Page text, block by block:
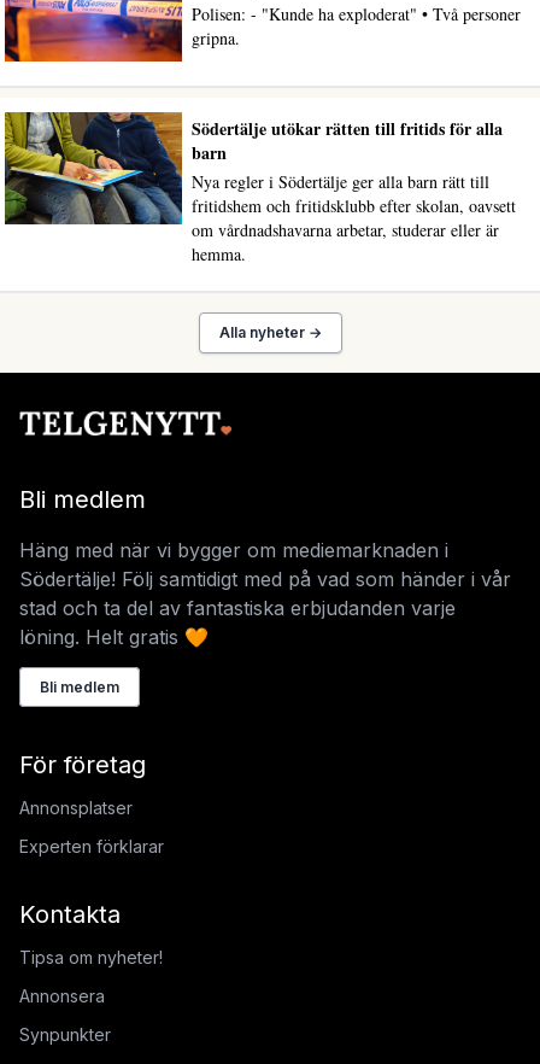
Polisen: - "Kunde ha exploderat" • Två personer
gripna.
Södertälje utökar rätten till fritids för alla
barn
Nya regler i Södertälje ger alla barn rätt till
fritidshem och fritidsklubb efter skolan, oavsett
om vårdnadshavarna arbetar, studerar eller är
hemma.
Alla nyheter →
Bli medlem
Häng med när vi bygger om mediemarknaden i
Södertälje! Följ samtidigt med på vad som händer i vår
stad och ta del av fantastiska erbjudanden varje
löning. Helt gratis 🧡
Bli medlem
För företag
Annonsplatser
Experten förklarar
Kontakta
Tipsa om nyheter!
Annonsera
Synpunkter